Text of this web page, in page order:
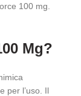
100 mg.
Mg?
per l’uso. Il